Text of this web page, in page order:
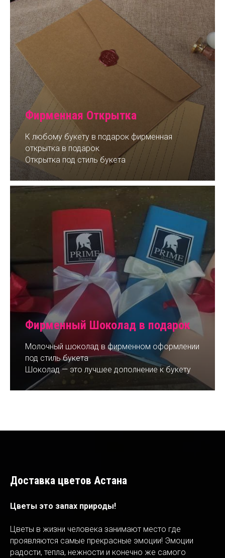
Фирменная Открытка
К любому букету в подарок фирменная
открытка в подарок
Открытка под стиль букета
Фирменный Шоколад в подарок
Молочный шоколад в фирменном оформлении
под стиль букета
Шоколад — это лучшее дополнение к букету
Доставка цветов Астана
Цветы это запах природы!
Цветы в жизни человека занимают место где
проявляются самые прекрасные эмоции! Эмоции
радости, тепла, нежности и конечно же самого